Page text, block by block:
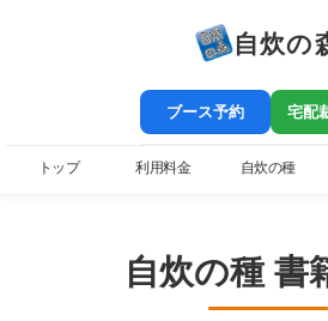
自炊の
ブース予約 宅配
トップ 利用料金 自炊の種
自炊の種 書